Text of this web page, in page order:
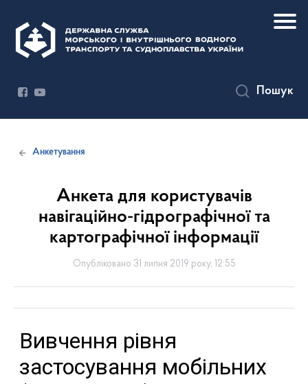
Пошук
Анкетування
Анкета для користувачів
навігаційно-гідрографічної та
картографічної інформації
Опубліковано 31 липня 2019 року, 12:55